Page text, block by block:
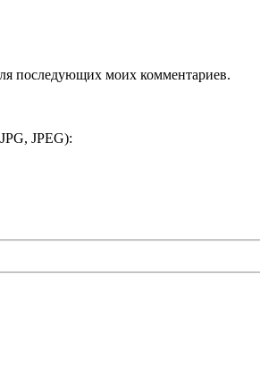
последующих моих комментариев.
JPEG):